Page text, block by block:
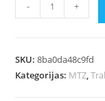
- +
SKU:8ba0da48c9fd
Kategorijas: MTZ,